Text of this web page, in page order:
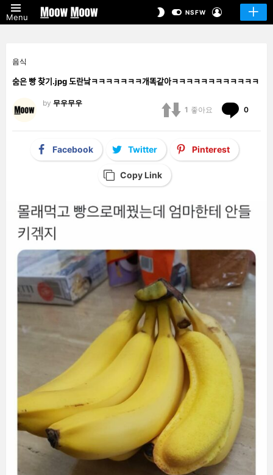
Menu
SWITCHNSFW
음식
숨은 빵 찾기.jpg 도란낰ㅋㅋㅋㅋㅋㅋㅋ개똑같아ㅋㅋㅋㅋㅋㅋㅋㅋㅋㅋㅋㅋ
by 무우무우
1 좋아요 0
Facebook Twitter Pinterest
Copy Link